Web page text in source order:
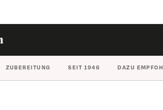
Senza compromessi
ZUBEREITUNG SEIT 1946 DAZU